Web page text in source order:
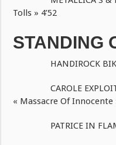
Tolls » 4’52
STANDING
HANDIROCK BIKE
CAROLE
« Massacre Of Innocente
PATRICE IN